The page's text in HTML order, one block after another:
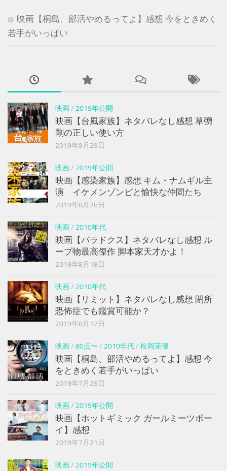
映画【桐島、部活やめるってよ】感想 今をときめく
若手がいっぱい
映画/ 2019年公開
映画【台風家族】ネタバレなし感想 草彅
剛の正しい使い方
2019年9月29日
映画/ 2019年公開
映画【感染家族】感想 キム・ナムギル主
演 イケメンゾンビと愉快な仲間たち
2019年8月28日
映画/ 2010年代
映画【パラドクス】ネタバレなし感想 ル
ープ物最高傑作 脚本家天才かよ！
2019年8月18日
映画/ 2010年代
映画【リミット】ネタバレなし感想 閉所
恐怖症でも鑑賞可能か？
2019年8月12日
映画/ 80点〜 / 2010年代/ 松岡茉優
映画【桐島、部活やめるってよ】感想 今
をときめく若手がいっぱい
2019年7月29日
映画/ 2019年公開
映画【ホットギミック ガールミーツボー
イ】感想
2019年7月21日
映画/ 2019年公開